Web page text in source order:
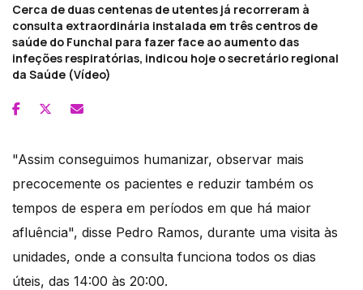
Cerca de duas centenas de utentes já recorreram à
consulta extraordinária instalada em três centros de
saúde do Funchal para fazer face ao aumento das
infeções respiratórias, indicou hoje o secretário regional
da Saúde (Vídeo)
"Assim conseguimos humanizar, observar mais
precocemente os pacientes e reduzir também os
tempos de espera em períodos em que há maior
afluência", disse Pedro Ramos, durante uma visita às
unidades, onde a consulta funciona todos os dias
úteis, das 14:00 às 20:00.